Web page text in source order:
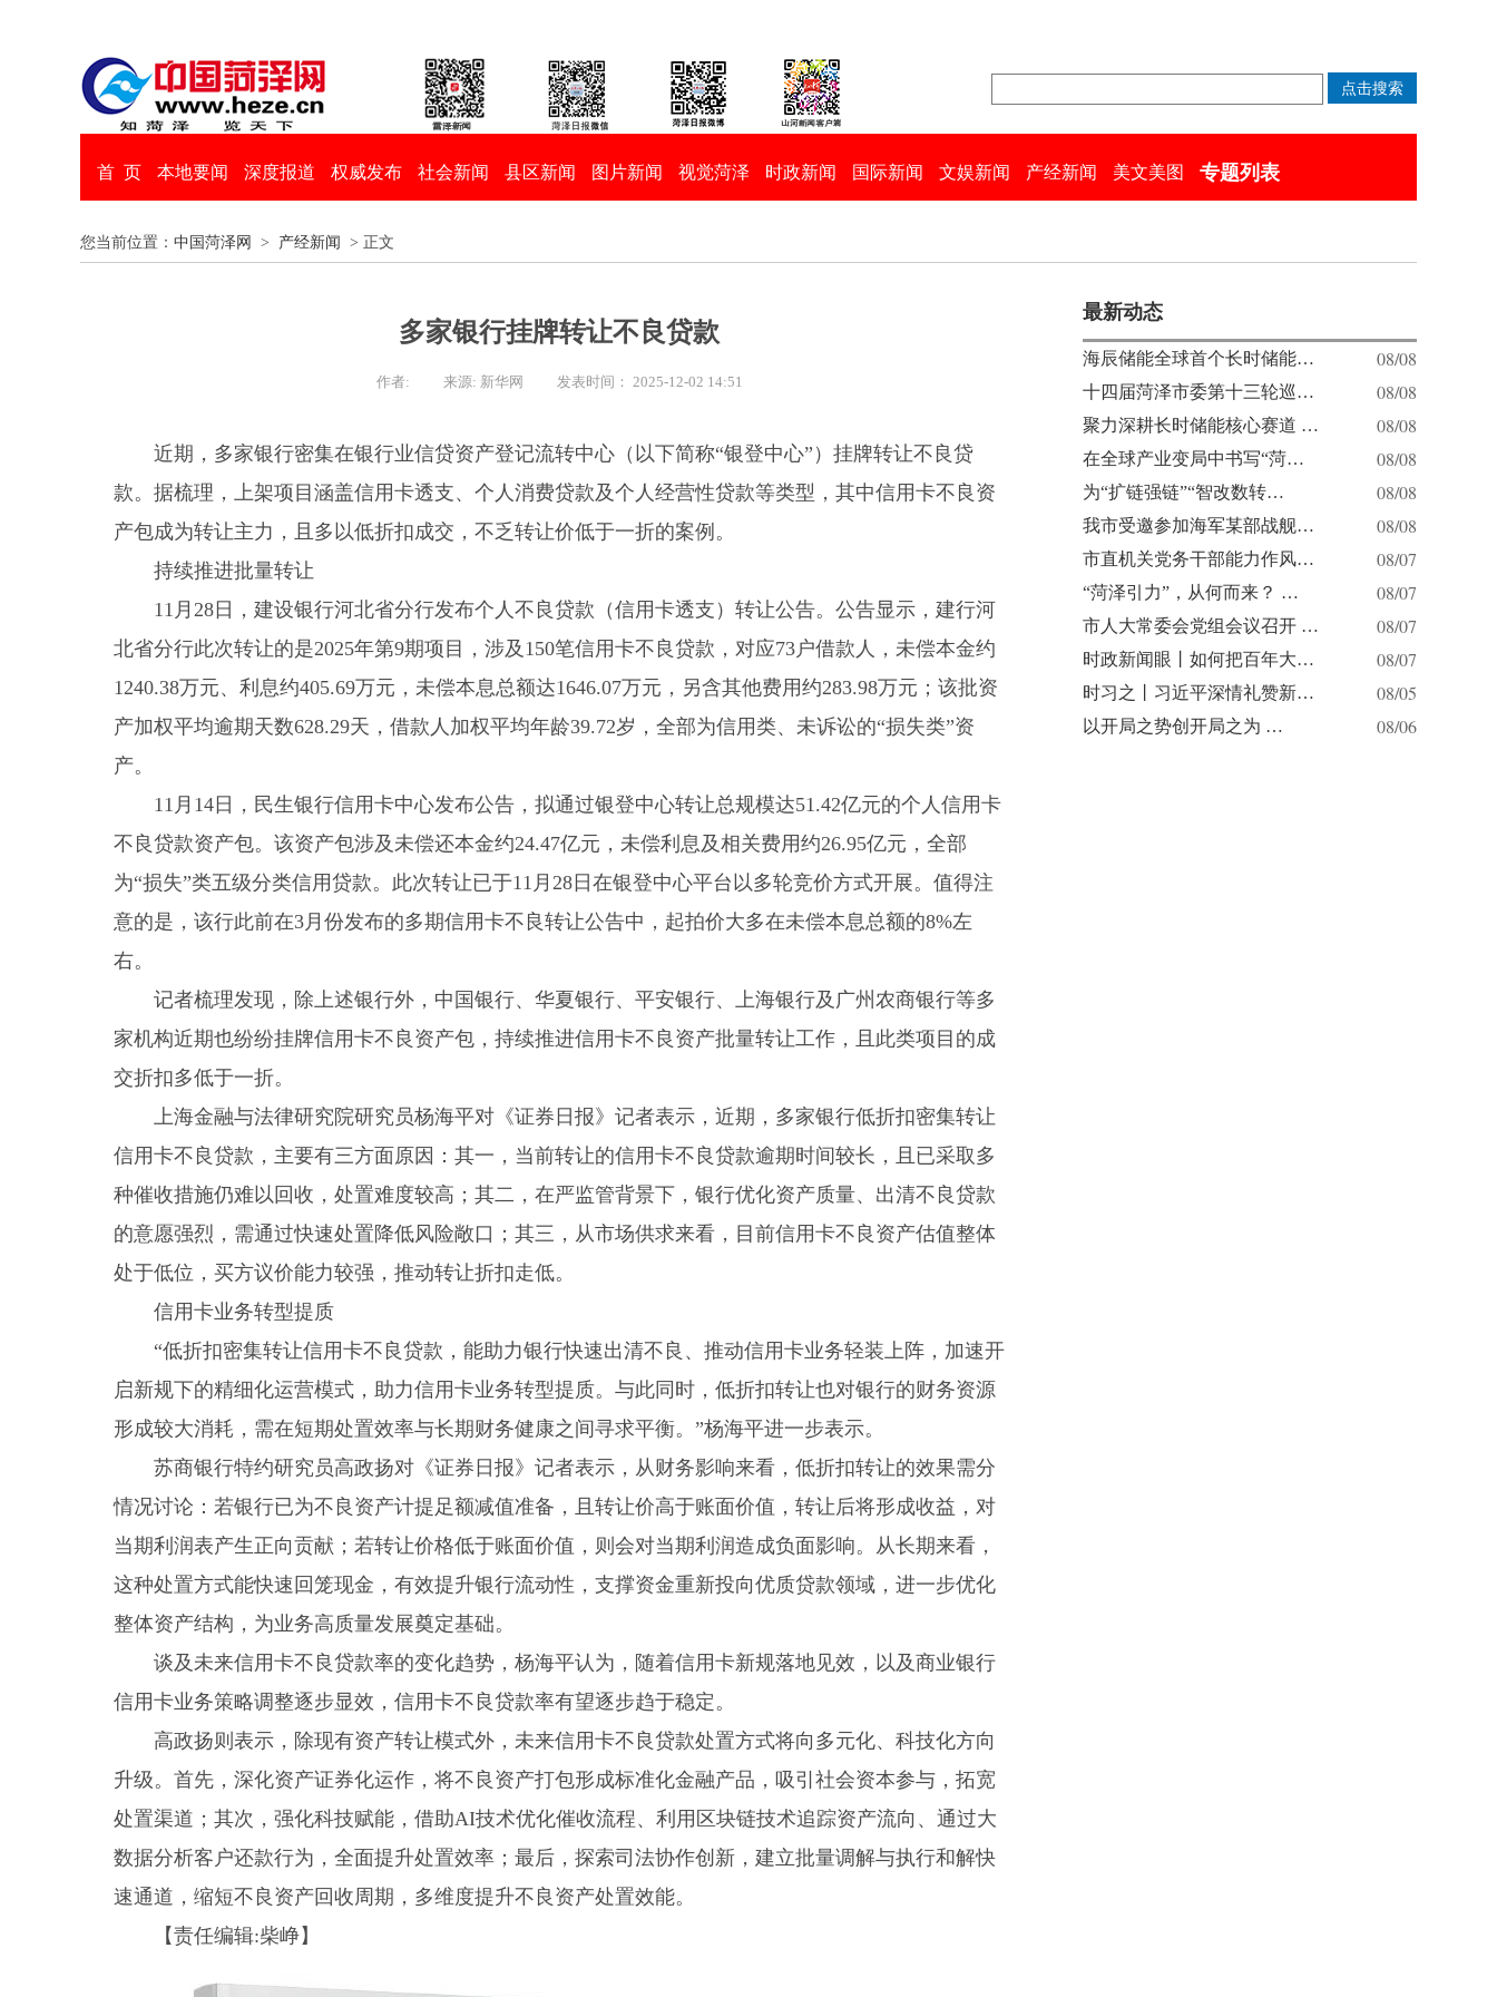
首 页 本地要闻 深度报道 权威发布 社会新闻 县区新闻 图片新闻 视觉菏泽 时政新闻 国际新闻 文娱新闻 产经新闻 美文美图 专题列表
您当前位置： 中国菏泽网 > 产经新闻 > 正文
多家银行挂牌转让不良贷款
作者: 来源: 新华网 发表时间： 2025-12-02 14:51
近期，多家银行密集在银行业信贷资产登记流转中心（以下简称“银登中心”）挂牌转让不良贷
款。据梳理，上架项目涵盖信用卡透支、个人消费贷款及个人经营性贷款等类型，其中信用卡不良资
产包成为转让主力，且多以低折扣成交，不乏转让价低于一折的案例。
持续推进批量转让
11月28日，建设银行河北省分行发布个人不良贷款（信用卡透支）转让公告。公告显示，建行河
北省分行此次转让的是2025年第9期项目，涉及150笔信用卡不良贷款，对应73户借款人，未偿本金约
1240.38万元、利息约405.69万元，未偿本息总额达1646.07万元，另含其他费用约283.98万元；该批资
产加权平均逾期天数628.29天，借款人加权平均年龄39.72岁，全部为信用类、未诉讼的“损失类”资
产。
11月14日，民生银行信用卡中心发布公告，拟通过银登中心转让总规模达51.42亿元的个人信用卡
不良贷款资产包。该资产包涉及未偿还本金约24.47亿元，未偿利息及相关费用约26.95亿元，全部
为“损失”类五级分类信用贷款。此次转让已于11月28日在银登中心平台以多轮竞价方式开展。值得注
意的是，该行此前在3月份发布的多期信用卡不良转让公告中，起拍价大多在未偿本息总额的8%左
右。
记者梳理发现，除上述银行外，中国银行、华夏银行、平安银行、上海银行及广州农商银行等多
家机构近期也纷纷挂牌信用卡不良资产包，持续推进信用卡不良资产批量转让工作，且此类项目的成
交折扣多低于一折。
上海金融与法律研究院研究员杨海平对《证券日报》记者表示，近期，多家银行低折扣密集转让
信用卡不良贷款，主要有三方面原因：其一，当前转让的信用卡不良贷款逾期时间较长，且已采取多
种催收措施仍难以回收，处置难度较高；其二，在严监管背景下，银行优化资产质量、出清不良贷款
的意愿强烈，需通过快速处置降低风险敞口；其三，从市场供求来看，目前信用卡不良资产估值整体
处于低位，买方议价能力较强，推动转让折扣走低。
信用卡业务转型提质
“低折扣密集转让信用卡不良贷款，能助力银行快速出清不良、推动信用卡业务轻装上阵，加速开
启新规下的精细化运营模式，助力信用卡业务转型提质。与此同时，低折扣转让也对银行的财务资源
形成较大消耗，需在短期处置效率与长期财务健康之间寻求平衡。”杨海平进一步表示。
苏商银行特约研究员高政扬对《证券日报》记者表示，从财务影响来看，低折扣转让的效果需分
情况讨论：若银行已为不良资产计提足额减值准备，且转让价高于账面价值，转让后将形成收益，对
当期利润表产生正向贡献；若转让价格低于账面价值，则会对当期利润造成负面影响。从长期来看，
这种处置方式能快速回笼现金，有效提升银行流动性，支撑资金重新投向优质贷款领域，进一步优化
整体资产结构，为业务高质量发展奠定基础。
谈及未来信用卡不良贷款率的变化趋势，杨海平认为，随着信用卡新规落地见效，以及商业银行
信用卡业务策略调整逐步显效，信用卡不良贷款率有望逐步趋于稳定。
高政扬则表示，除现有资产转让模式外，未来信用卡不良贷款处置方式将向多元化、科技化方向
升级。首先，深化资产证券化运作，将不良资产打包形成标准化金融产品，吸引社会资本参与，拓宽
处置渠道；其次，强化科技赋能，借助AI技术优化催收流程、利用区块链技术追踪资产流向、通过大
数据分析客户还款行为，全面提升处置效率；最后，探索司法协作创新，建立批量调解与执行和解快
速通道，缩短不良资产回收周期，多维度提升不良资产处置效能。
【责任编辑:柴峥】
最新动态
海辰储能全球首个长时储能… 08/08
十四届菏泽市委第十三轮巡… 08/08
聚力深耕长时储能核心赛道 … 08/08
在全球产业变局中书写“菏… 08/08
为“扩链强链”“智改数转… 08/08
我市受邀参加海军某部战舰… 08/08
市直机关党务干部能力作风… 08/07
“菏泽引力”，从何而来？ … 08/07
市人大常委会党组会议召开 … 08/07
时政新闻眼丨如何把百年大… 08/07
时习之丨习近平深情礼赞新… 08/05
以开局之势创开局之为 … 08/06